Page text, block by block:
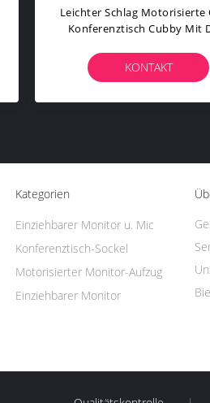
Pop-Up-Stromanschluss Mit
Drahtlosem Ladegerät Für
KONTAKT
Kategorien
Einziehbarer Monitor
Einziehbarer Monitor u. Mic
Konferenztisch-Sockel
Motorisierter Monitor-Aufzug
Bie